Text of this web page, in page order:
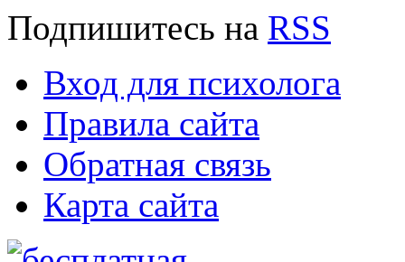
Подпишитесь на RSS
Вход для психолога
Правила сайта
Обратная связь
Карта сайта